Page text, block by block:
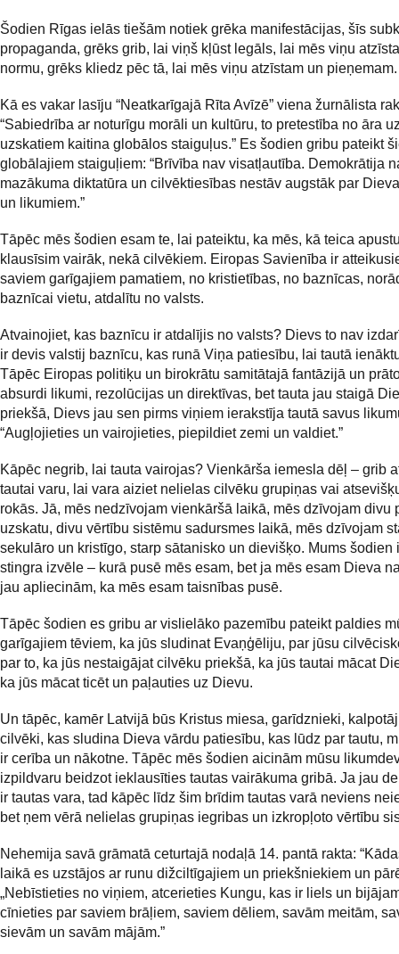
Šodien Rīgas ielās tiešām notiek grēka manifestācijas, šīs
propaganda, grēks grib, lai viņš kļūst legāls, lai mēs viņu
normu, grēks kliedz pēc tā, lai mēs viņu atzīstam un pieņemam.
Kā es vakar lasīju “Neatkarīgajā Rīta Avīzē” viena žurnālista
“Sabiedrība ar noturīgu morāli un kultūru, to pretestība no āra
uzskatiem kaitina globālos staiguļus.” Es šodien gribu pateikt
globālajiem staiguļiem: “Brīvība nav visatļautība. Demokrātija
mazākuma diktatūra un cilvēktiesības nestāv augstāk par
un likumiem.”
Tāpēc mēs šodien esam te, lai pateiktu, ka mēs, kā teica
klausīsim vairāk, nekā cilvēkiem. Eiropas Savienība ir
saviem garīgajiem pamatiem, no kristietības, no baznīcas,
baznīcai vietu, atdalītu no valsts.
Atvainojiet, kas baznīcu ir atdalījis no valsts? Dievs to nav
ir devis valstij baznīcu, kas runā Viņa patiesību, lai tautā
Tāpēc Eiropas politiķu un birokrātu samitātajā fantāzijā un
absurdi likumi, rezolūcijas un direktīvas, bet tauta jau staigā
priekšā, Dievs jau sen pirms viņiem ierakstīja tautā savus
“Augļojieties un vairojieties, piepildiet zemi un valdiet.”
Kāpēc negrib, lai tauta vairojas? Vienkārša iemesla dēļ – grib
tautai varu, lai vara aiziet nelielas cilvēku grupiņas vai
rokās. Jā, mēs nedzīvojam vienkāršā laikā, mēs dzīvojam divu
uzskatu, divu vērtību sistēmu sadursmes laikā, mēs dzīvojam
sekulāro un kristīgo, starp sātanisko un dievišķo. Mums šodien
stingra izvēle – kurā pusē mēs esam, bet ja mēs esam Dieva
jau apliecinām, ka mēs esam taisnības pusē.
Tāpēc šodien es gribu ar vislielāko pazemību pateikt paldies
garīgajiem tēviem, ka jūs sludinat Evaņģēliju, par jūsu
par to, ka jūs nestaigājat cilvēku priekšā, ka jūs tautai mācat
ka jūs mācat ticēt un paļauties uz Dievu.
Un tāpēc, kamēr Latvijā būs Kristus miesa, garīdznieki,
cilvēki, kas sludina Dieva vārdu patiesību, kas lūdz par tautu,
ir cerība un nākotne. Tāpēc mēs šodien aicinām mūsu
izpildvaru beidzot ieklausīties tautas vairākuma gribā. Ja jau
ir tautas vara, tad kāpēc līdz šim brīdim tautas varā neviens
bet ņem vērā nelielas grupiņas iegribas un izkropļoto vērtību
Nehemija savā grāmatā ceturtajā nodaļā 14. pantā rakta:
laikā es uzstājos ar runu dižciltīgajiem un priekšniekiem un
„Nebīstieties no viņiem, atcerieties Kungu, kas ir liels un
cīnieties par saviem brāļiem, saviem dēliem, savām meitām,
sievām un savām mājām.”